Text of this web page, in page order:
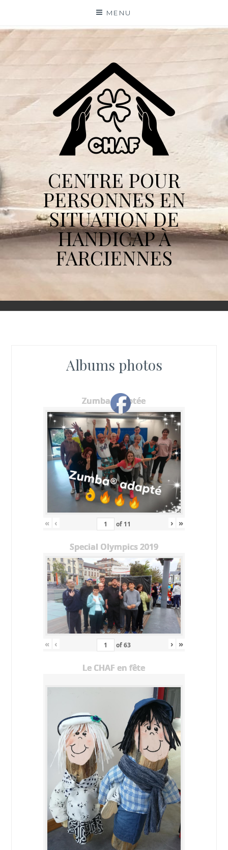
content
MENU
CENTRE POUR
PERSONNES EN
SITUATION DE
HANDICAP À
FARCIENNES
Albums photos
Zumba adaptée
« ‹ of 11 › »
Special Olympics 2019
« ‹ of63 › »
Le CHAF en fête